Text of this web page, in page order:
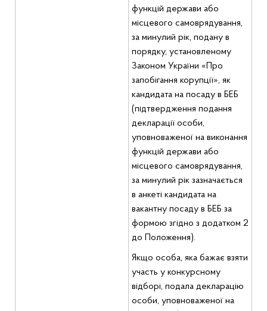
функцій держави або
місцевого самоврядування,
за минулий рік, подану в
порядку, установленому
Законом України «Про
запобігання корупції», як
кандидата на посаду в БЕБ
(підтвердження подання
декларації особи,
уповноваженої на виконання
функцій держави або
місцевого самоврядування,
за минулий рік зазначається
в анкеті кандидата на
вакантну посаду в БЕБ за
формою згідно з додатком 2
до Положення).
Якщо особа, яка бажає взяти
участь у конкурсному
відборі, подала декларацію
особи, уповноваженої на